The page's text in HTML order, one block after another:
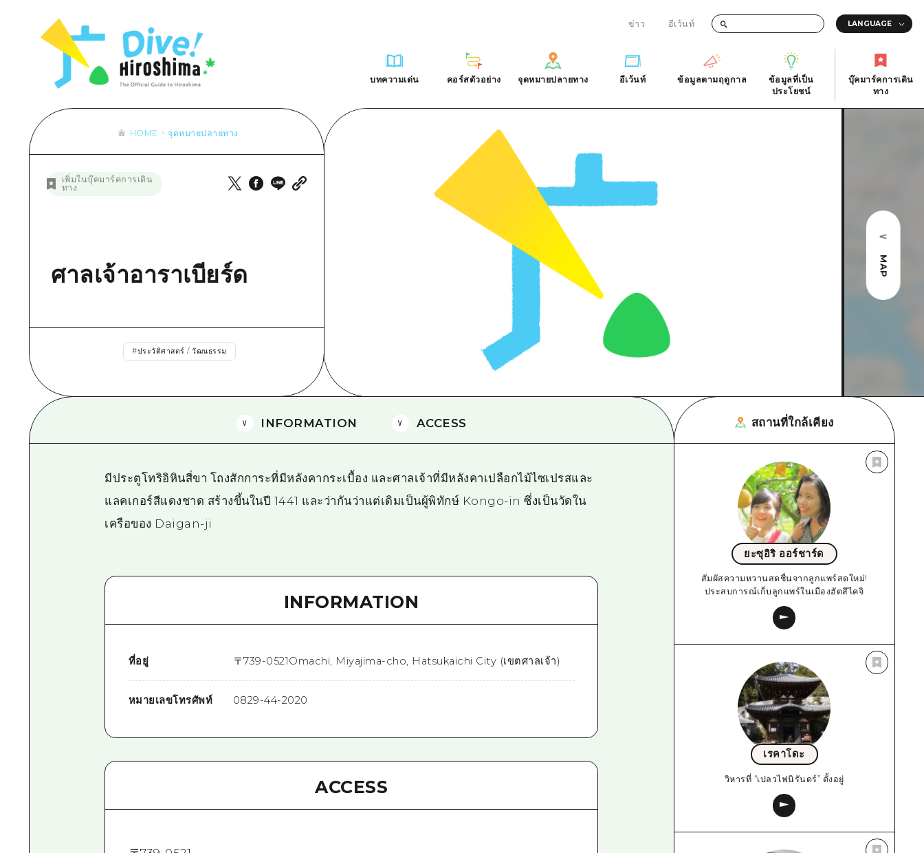
ข่าว อีเว้นท์
บทความเด่น
รายการ
คำแนะนำ
ประสบการณ์ / ในการเรียนรู้
ประวัติศาสตร์ / วัฒนธรรม
การรักษา
ธรรมชาติ
คอร์สตัวอย่าง
คู่มือ Dive! Hiroshima
ฮิโรชิม่า โมชิ โมชิ ทราเวล
บริเวณรอบเมืองฮิโรชิม่า
เกโฮค
บริเวณรอบๆ มิยาจิมะ
ยามากุจิตะวันออก
จุดหมายปลายทาง
รายการ
บริเวณรอบเมืองฮิโรชิม่า
บิโฮคุ
เกโฮคุ
บริเวณรอบๆ มิยาจิมะ
ยามากุจิตะวันออก
จังหวัดเอฮิเมะ
ชิมาเนะ
อีเว้นท์
ข้อมูลตามฤดูกาล
ข้อมูลที่เป็น
ประโยชน์
ความแออัดของสิ่งอำนวยความสะดวก
ฮิโรชิมะโอโมะเตะนะชิ
ฮิโรชิม่า ฟรี Wi-Fi
TRAVELPAL International
ไกด์อาสาสมัครไ
วิดีโอฮิโรชิม่า
บุ๊คมาร์คการเดิน
ทาง
รายการ
อาหารรสเลิศ / สุรา
การปั่นจักรยาน
ช้อปปิ้ง
กีฬา ประวัติศาสตร์ / วัฒนธรรม
ธรรมชาติ
รายการ
คู่มือ Dive! Hiroshima
ฮิโรชิม่า โมชิ โมชิ ทราเวล
เกโฮค
บริเวณรอบๆ มิยาจิมะ
บริเวณรอบเมืองฮิโรชิม่า
บิโฮคุ
รายการ
เข้าถึงเข้าถึง
สรุปการจราจรรอง
ความแออัดของสิ่งอำนวยความสะดวก
ตั๋วเที่ยวคุ้มค่าตั๋วเที่ยวคุ้มค่า
บริการรับฝากและจัดส่งสัมภาระ
ฮิโรชิม่า ฟรี Wi-Fi
ไกด์อาสาสมัครไ
วิดีโอฮิโรชิม่า
ดาวน์โหลดรูปภาพ
ข้อมูลการขนส่งระหว่างเกิดภัยพิบัติ
HOME จุดหมายปลายทาง
เพิ่มในบุ๊คมาร์คการเดิน
ทาง
ศาลเจ้าอาราเบียร์ด
#ประวัติศาสตร์ / วัฒนธรรม
MAP
INFORMATION ACCESS
มีประตูโทริอิหินสี่ขา โถงสักการะที่มีหลังคากระเบื้อง และศาลเจ้าที่มีหลังคาเปลือกไม้ไซเปรสและ
แลคเกอร์สีแดงชาด สร้างขึ้นในปี 1441 และว่ากันว่าแต่เดิมเป็นผู้พิทักษ์ Kongo-in ซึ่งเป็นวัดใน
เครือของ Daigan-ji
INFORMATION
ที่อยู่ 〒739-0521Omachi, Miyajima-cho, Hatsukaichi City (เขตศาลเจ้า)
หมายเลขโทรศัพท์ 0829-44-2020
ACCESS
สถานที่ใกล้เคียง
ยะซุอิริ ออร์ชาร์ด
สัมผัสความหวานสดชื่นจากลูกแพร์สดใหม่!
ประสบการณ์เก็บลูกแพร์ในเมืองฮัตสึไคจิ
เรคาโดะ
วิหารที่ “เปลวไฟนิรันดร์” ตั้งอยู่